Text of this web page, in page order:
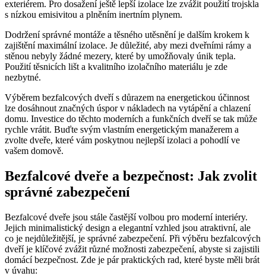
exteriérem. Pro dosažení ještě lepší izolace lze zvážit použití trojskla
s nízkou emisivitou a plněním inertním plynem.
Dodržení správné montáže a těsného utěsnění je dalším krokem k
zajištění maximální izolace. Je důležité, aby mezi dveřními rámy a
stěnou nebyly žádné mezery, které by umožňovaly únik tepla.
Použití těsnicích lišt a kvalitního izolačního materiálu je zde
nezbytné.
Výběrem bezfalcových dveří s důrazem na energetickou účinnost
lze dosáhnout značných úspor v nákladech na vytápění a chlazení
domu. Investice do těchto moderních a funkčních dveří se tak může
rychle vrátit. Buďte svým vlastním energetickým manažerem a
zvolte dveře, které vám poskytnou nejlepší izolaci a pohodlí ve
vašem domově.
Bezfalcové dveře a bezpečnost: Jak zvolit
správné zabezpečení
Bezfalcové dveře jsou stále častější volbou pro moderní interiéry.
Jejich minimalistický design a elegantní vzhled jsou atraktivní, ale
co je nejdůležitější, je správné zabezpečení. Při výběru bezfalcových
dveří je klíčové zvážit různé možnosti zabezpečení, abyste si zajistili
domácí bezpečnost. Zde je pár praktických rad, které byste měli brát
v úvahu: